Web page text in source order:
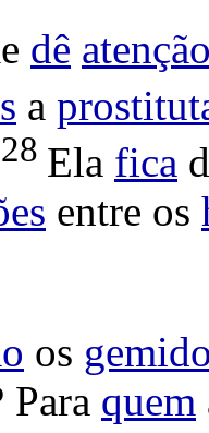
dê
a
28 Ela fica
entre os
os
Para quem